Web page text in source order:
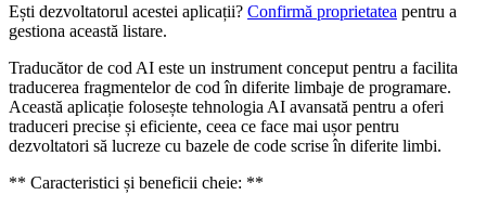
Ești dezvoltatorul acestei aplicații? Confirmă proprietatea pentru a
gestiona această listare.
Traducător de cod AI este un instrument conceput pentru a facilita
traducerea fragmentelor de cod în diferite limbaje de programare.
Această aplicație folosește tehnologia AI avansată pentru a oferi
traduceri precise și eficiente, ceea ce face mai ușor pentru
dezvoltatori să lucreze cu bazele de code scrise în diferite limbi.
** Caracteristici și beneficii cheie: **